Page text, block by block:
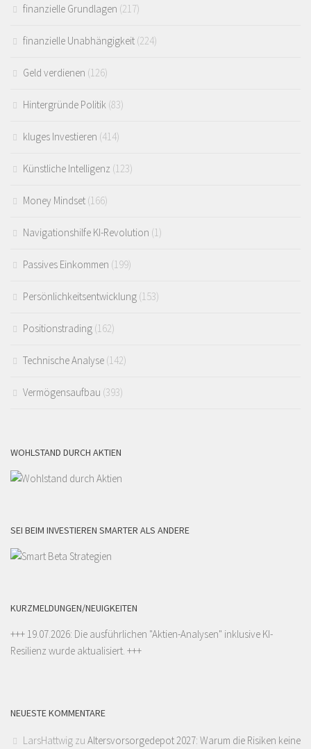
finanzielle Grundlagen (217)
finanzielle Unabhängigkeit (224)
Geld verdienen (126)
Hintergründe Politik (83)
kluges Investieren (414)
Künstliche Intelligenz (123)
Money Mindset (166)
Navigationshilfe KI-Revolution (1)
Passives Einkommen (199)
Persönlichkeitsentwicklung (153)
Positionstrading (162)
Technische Analyse (142)
Vermögensaufbau (393)
WOHLSTAND DURCH AKTIEN
SEI BEIM INVESTIEREN SMARTER ALS ANDERE
KURZMELDUNGEN/NEUIGKEITEN
+++ 19.07.2026: Die ausführlichen "Aktien-Analysen" inklusive KI-
Resilienz wurde aktualisiert. +++
NEUESTE KOMMENTARE
LarsHattwig zu Altersvorsorgedepot 2027: Warum die Risiken keine